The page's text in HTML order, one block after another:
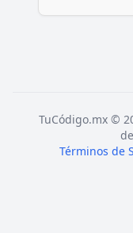
TuCódigo.mx ©
Términos de